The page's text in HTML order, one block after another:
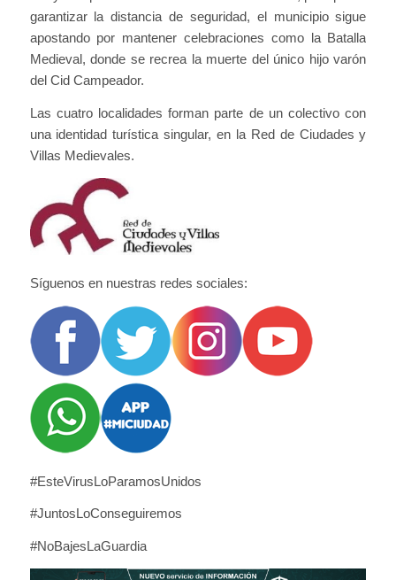
garantizar la distancia de seguridad, el municipio sigue
apostando por mantener celebraciones como la Batalla
Medieval, donde se recrea la muerte del único hijo varón
del Cid Campeador.
Las cuatro localidades forman parte de un colectivo con
una identidad turística singular, en la Red de Ciudades y
Villas Medievales.
Síguenos en nuestras redes sociales:
#EsteVirusLoParamosUnidos
#JuntosLoConseguiremos
#NoBajesLaGuardia